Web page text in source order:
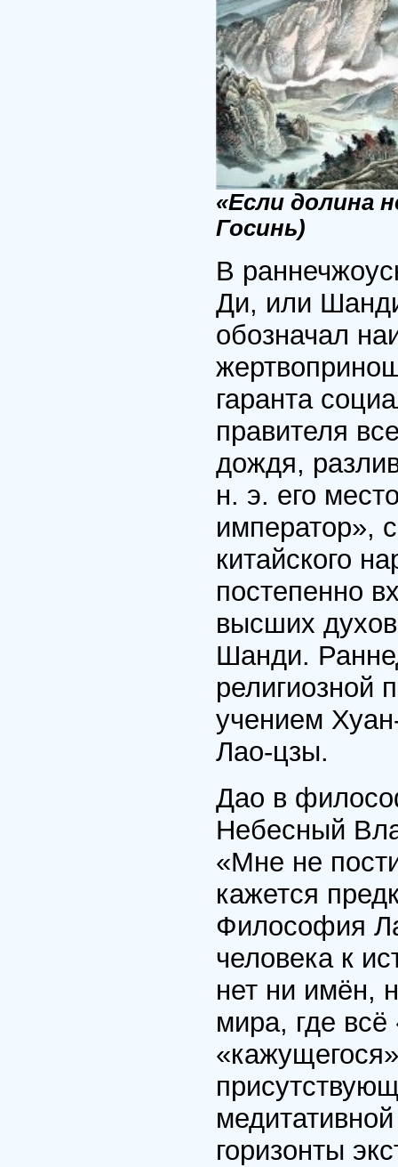
«Если долина
Госинь)
В
Ди, или
обозначал
гаранта
правителя
дождя,
н. э. его
император»,
китайского
постепенно
высших
Шанди.
религиозной
учением
Лао-цзы.
Дао в
Небесный
«Мне не
кажется
Философия
человека к
нет ни имён,
мира, где
горизонты